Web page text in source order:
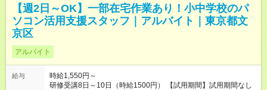
【週2日～OK】一部在宅作業あり！小中学校のパ
ソコン活用支援スタッフ｜アルバイト｜東京都文
京区
アルバイト
給与
時給1,550円～
研修受講8日～10日（時給1500円） 【試用期間】試用期間なし